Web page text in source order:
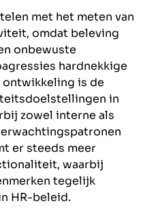
met het meten van
omdat beleving
onbewuste
hardnekkige
ontwikkeling is de
in
zowel interne als
er steeds meer
waarbij
tegelijk
HR-beleid.